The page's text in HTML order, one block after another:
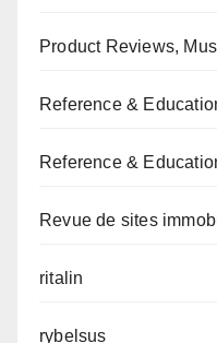
Product Reviews,
Reference &
Reference &
Revue de sites
ritalin
rybelsus